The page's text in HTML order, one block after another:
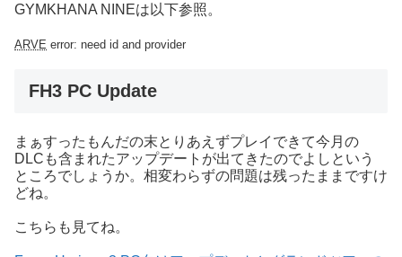
GYMKHANA NINEは以下参照。
ARVE error: need id and provider
FH3 PC Update
まぁすったもんだの末とりあえずプレイできて今月の
DLCも含まれたアップデートが出てきたのでよしという
ところでしょうか。相変わらずの問題は残ったままですけ
どね。
こちらも見てね。